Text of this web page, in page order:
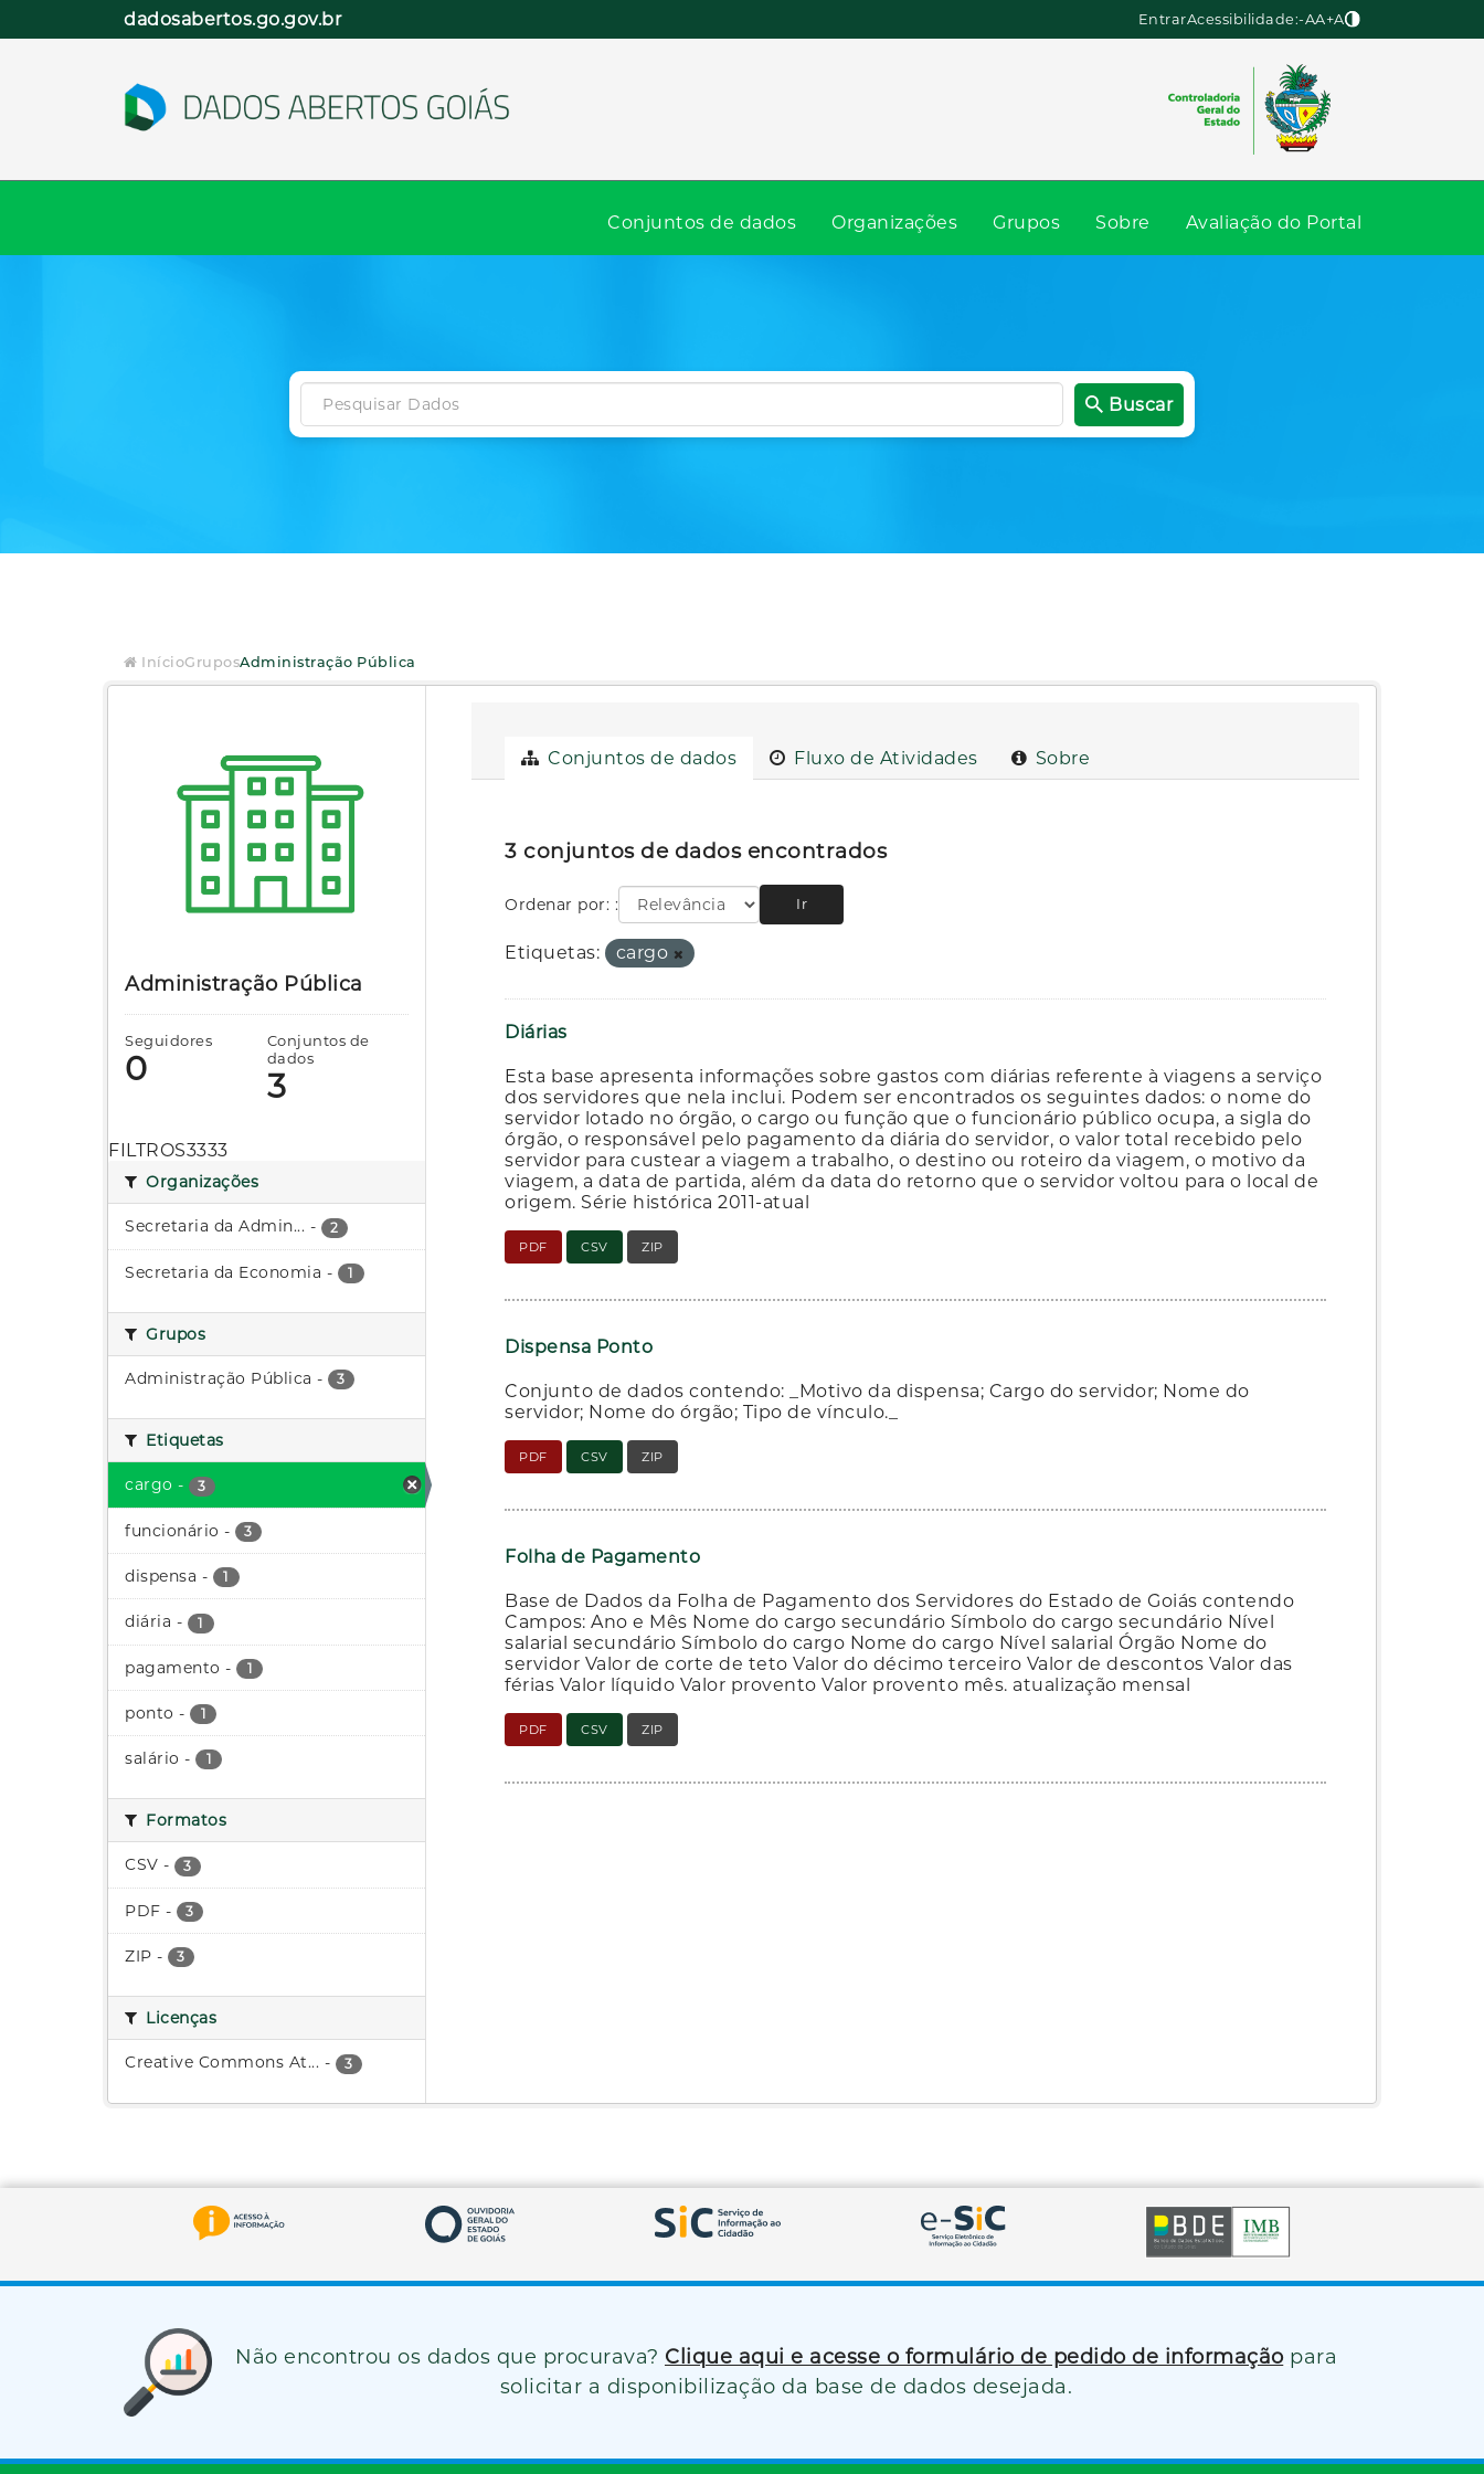
dadosabertos.go.gov.br EntrarAcessibilidade:-AA+A
Conjuntos de dados Organizações Grupos Sobre Avaliação do Portal
Buscar
InícioGruposAdministração Pública
Administração Pública
Seguidores
0
Conjuntos de
dados
3
FILTROS3333
Organizações
Secretaria da Admin... - 2
Secretaria da Economia - 1
Grupos
Administração Pública - 3
Etiquetas
cargo - 3
funcionário - 3
dispensa - 1
diária - 1
pagamento - 1
ponto - 1
salário - 1
Formatos
CSV - 3
PDF - 3
ZIP - 3
Licenças
Creative Commons At... - 3
Conjuntos de dados Fluxo de Atividades Sobre
3 conjuntos de dados encontrados
Ordenar por: Ir
Etiquetas: cargo
Diárias
Esta base apresenta informações sobre gastos com diárias referente à viagens a serviço
dos servidores que nela inclui. Podem ser encontrados os seguintes dados: o nome do
servidor lotado no órgão, o cargo ou função que o funcionário público ocupa, a sigla do
órgão, o responsável pelo pagamento da diária do servidor, o valor total recebido pelo
servidor para custear a viagem a trabalho, o destino ou roteiro da viagem, o motivo da
viagem, a data de partida, além da data do retorno que o servidor voltou para o local de
origem. Série histórica 2011-atual
PDF CSV ZIP
Dispensa Ponto
Conjunto de dados contendo: _Motivo da dispensa; Cargo do servidor; Nome do
servidor; Nome do órgão; Tipo de vínculo._
PDF CSV ZIP
Folha de Pagamento
Base de Dados da Folha de Pagamento dos Servidores do Estado de Goiás contendo
Campos: Ano e Mês Nome do cargo secundário Símbolo do cargo secundário Nível
salarial secundário Símbolo do cargo Nome do cargo Nível salarial Órgão Nome do
servidor Valor de corte de teto Valor do décimo terceiro Valor de descontos Valor das
férias Valor líquido Valor provento Valor provento mês. atualização mensal
PDF CSV ZIP
Não encontrou os dados que procurava? Clique aqui e acesse o formulário de pedido de informação para
solicitar a disponibilização da base de dados desejada.